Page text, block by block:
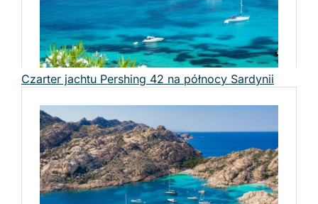
Czarter jachtu Pershing 42 na północy Sardynii